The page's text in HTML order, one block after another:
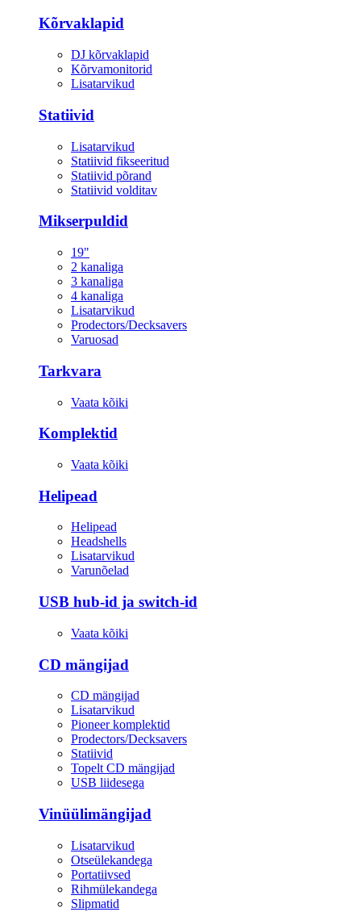
Kõrvaklapid
DJ kõrvaklapid
Kõrvamonitorid
Lisatarvikud
Statiivid
Lisatarvikud
Statiivid fikseeritud
Statiivid põrand
Statiivid volditav
Mikserpuldid
19"
2 kanaliga
3 kanaliga
4 kanaliga
Lisatarvikud
Prodectors/Decksavers
Varuosad
Tarkvara
Vaata kõiki
Komplektid
Vaata kõiki
Helipead
Helipead
Headshells
Lisatarvikud
Varunõelad
USB hub-id ja switch-id
Vaata kõiki
CD mängijad
CD mängijad
Lisatarvikud
Pioneer komplektid
Prodectors/Decksavers
Statiivid
Topelt CD mängijad
USB liidesega
Vinüülimängijad
Lisatarvikud
Otseülekandega
Portatiivsed
Rihmülekandega
Slipmatid